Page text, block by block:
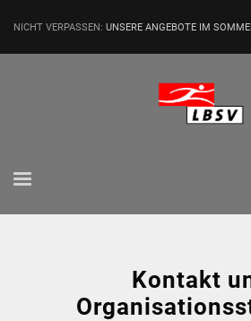
NICHT VERPASSEN: UNSERE ANGEBOTE IM
Kontakt